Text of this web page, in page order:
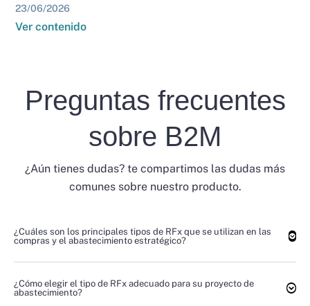
23/06/2026
Ver contenido
Preguntas frecuentes
sobre B2M
¿Aún tienes dudas? te compartimos las dudas más
comunes sobre nuestro producto.
¿Cuáles son los principales tipos de RFx que se utilizan en las
compras y el abastecimiento estratégico?
¿Cómo elegir el tipo de RFx adecuado para su proyecto de
abastecimiento?